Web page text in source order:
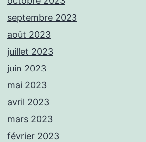
septembre 2023
août 2023
juillet 2023
juin 2023
mai 2023
avril 2023
mars 2023
février 2023